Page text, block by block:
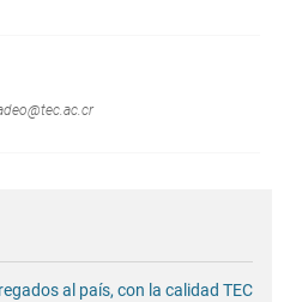
al país, con la calidad TEC